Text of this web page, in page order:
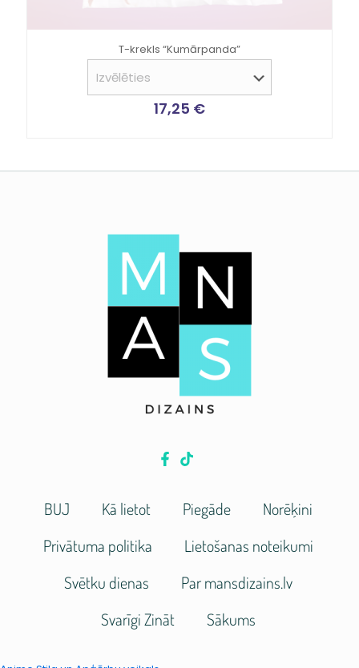
T-krekls “Kumārpanda”
17,25 €
BUJ Kā lietot Piegāde
Norēķini
Privātuma politika
Lietošanas noteikumi
Svētku dienas
Par mansdizains.lv
Svarīgi Zināt
Sākums